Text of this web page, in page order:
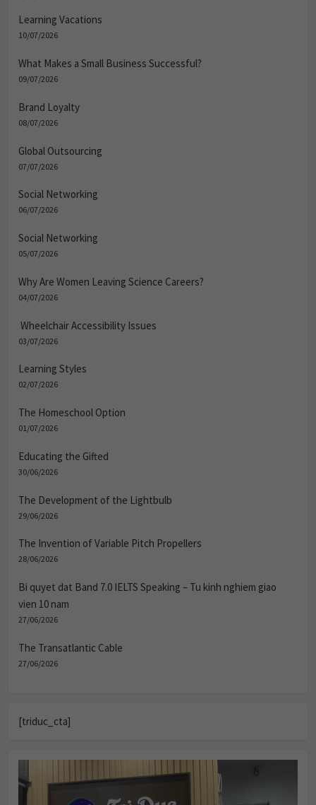
Learning Vacations
10/07/2026
What Makes a Small Business Successful?
09/07/2026
Brand Loyalty
08/07/2026
Global Outsourcing
07/07/2026
Social Networking
06/07/2026
Social Networking
05/07/2026
Why Are Women Leaving Science Careers?
04/07/2026
Wheelchair Accessibility Issues
03/07/2026
Learning Styles
02/07/2026
The Homeschool Option
01/07/2026
Educating the Gifted
30/06/2026
The Development of the Lightbulb
29/06/2026
The Invention of Variable Pitch Propellers
28/06/2026
Bi quyet dat Band 7.0 IELTS Speaking – Tu kinh nghiem giao
vien 10 nam
27/06/2026
The Transatlantic Cable
27/06/2026
[triduc_cta]